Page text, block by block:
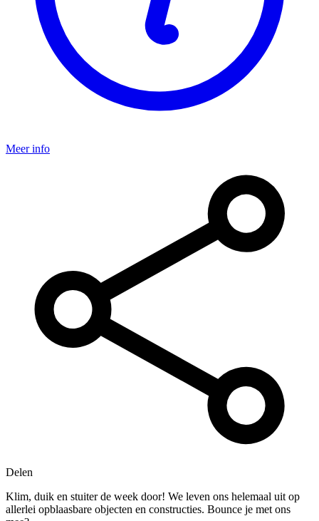
Meer info
Delen
Klim, duik en stuiter de week door! We leven ons helemaal uit op
allerlei opblaasbare objecten en constructies. Bounce je met ons